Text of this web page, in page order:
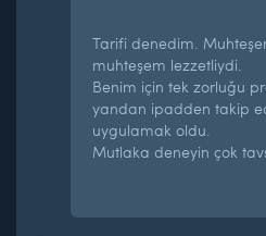
Tarifi denedim.
muhteşem lezzetliydi.
Benim için tek zorluğu
yandan ipadden takip
uygulamak oldu.
Mutlaka deneyin çok